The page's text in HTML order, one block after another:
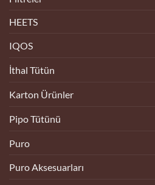
HEETS
IQOS
İthal Tütün
Karton Ürünler
Pipo Tütünü
Puro
Puro Aksesuarları